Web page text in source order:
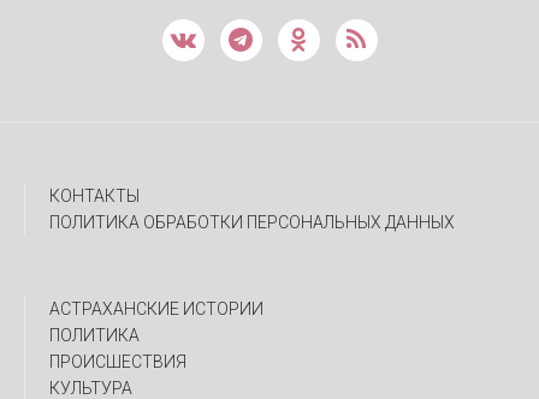
КОНТАКТЫ
ПОЛИТИКА ОБРАБОТКИ ПЕРСОНАЛЬНЫХ ДАННЫХ
АСТРАХАНСКИЕ ИСТОРИИ
ПОЛИТИКА
ПРОИСШЕСТВИЯ
КУЛЬТУРА